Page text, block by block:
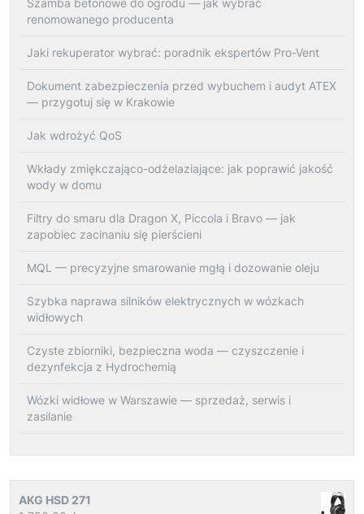
Szamba betonowe do ogrodu — jak wybrać
renomowanego producenta
Jaki rekuperator wybrać: poradnik ekspertów Pro-Vent
Dokument zabezpieczenia przed wybuchem i audyt ATEX
— przygotuj się w Krakowie
Jak wdrożyć QoS
Wkłady zmiękczająco-odżelaziające: jak poprawić jakość
wody w domu
Filtry do smaru dla Dragon X, Piccola i Bravo — jak
zapobiec zacinaniu się pierścieni
MQL — precyzyjne smarowanie mgłą i dozowanie oleju
Szybka naprawa silników elektrycznych w wózkach
widłowych
Czyste zbiorniki, bezpieczna woda — czyszczenie i
dezynfekcja z Hydrochemią
Wózki widłowe w Warszawie — sprzedaż, serwis i
zasilanie
AKG HSD 271